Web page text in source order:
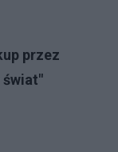
przez
świat"